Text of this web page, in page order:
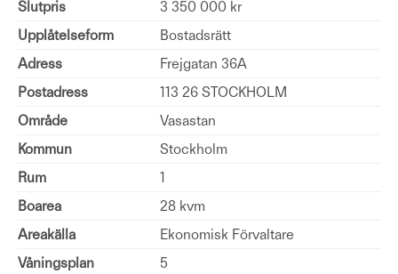
Slutpris
3 350 000 kr
Upplåtelseform
Bostadsrätt
Adress
Frejgatan 36A
Postadress
113 26 STOCKHOLM
Område
Vasastan
Kommun
Stockholm
Rum
1
Boarea
28 kvm
Areakälla
Ekonomisk Förvaltare
Våningsplan
5